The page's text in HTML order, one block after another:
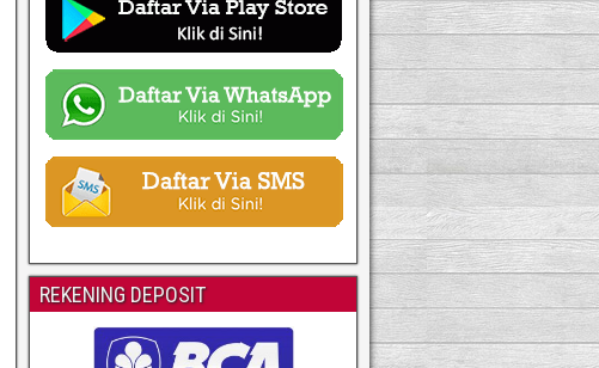
REKENING DEPOSIT